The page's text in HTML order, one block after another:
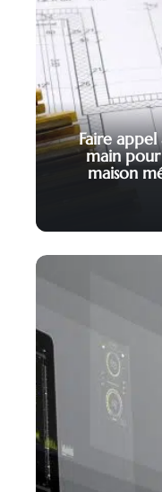
Faire
main
maison